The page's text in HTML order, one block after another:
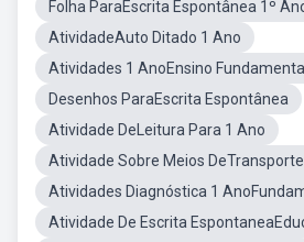
Folha ParaEscrita Espontânea 1º
AtividadeAuto Ditado 1 Ano
Atividades 1 AnoEnsino Fundamental
Desenhos ParaEscrita Espontânea
Atividade DeLeitura Para 1 Ano
Atividade Sobre Meios
Atividades Diagnóstica 1
Atividade De Escrita